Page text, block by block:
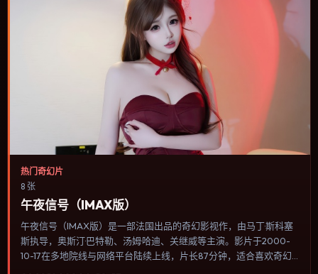
热门奇幻片
8 张
午夜信号（IMAX版）
午夜信号（IMAX版）是一部法国出品的奇幻影视作，由马丁·斯科塞
斯执导，奥斯汀·巴特勒、汤姆·哈迪、关继威等主演。影片于2000-
10-17在多地院线与网络平台陆续上线，片长87分钟，适合喜欢奇幻